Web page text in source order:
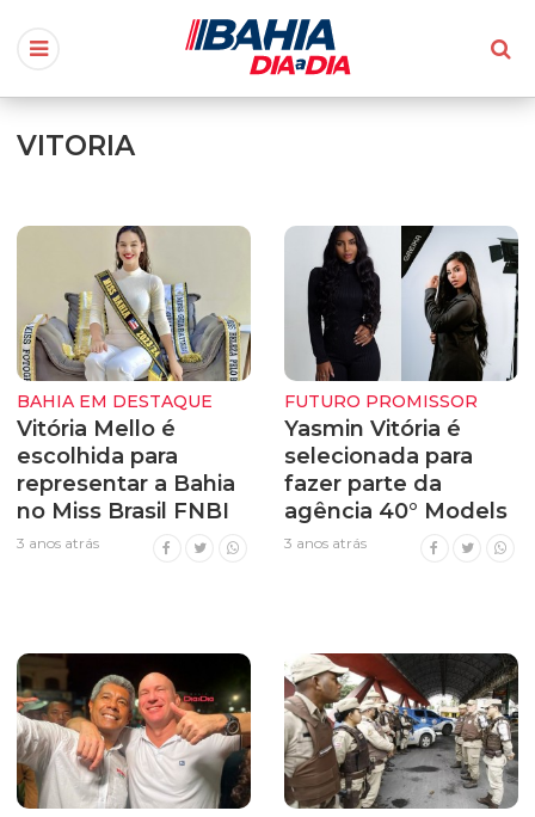
VITORIA
BAHIA EM DESTAQUE
Vitória Mello é
escolhida para
representar a Bahia
no Miss Brasil FNBI
3 anos atrás
FUTURO PROMISSOR
Yasmin Vitória é
selecionada para
fazer parte da
agência 40° Models
3 anos atrás